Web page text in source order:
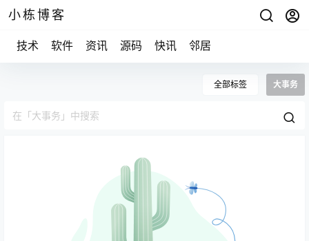
小栋博客
技术 软件 资讯 源码 快讯 邻居
全部标签 大事务